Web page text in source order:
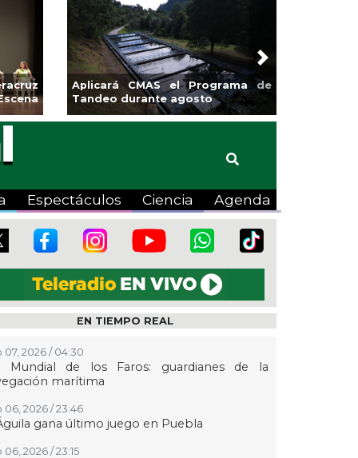
la
Continúa Coatza Vive el Verano
2026 con cine, actividades
lúdicas y expo
Next
Espectáculos Ciencia Agenda
EN TIEMPO REAL
07, 2026 / 04:30
Mundial de los Faros: guardianes de la
marítima
06, 2026 / 23:46
gana último juego en Puebla
06, 2026 / 23:15